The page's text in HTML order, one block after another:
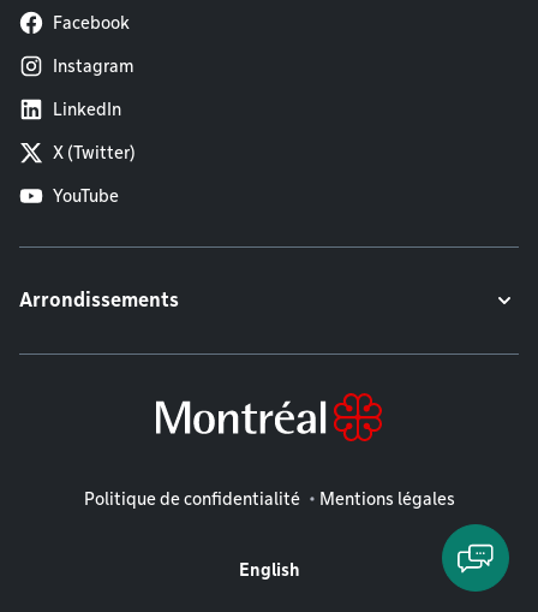
Facebook
Instagram
LinkedIn
X (Twitter)
YouTube
Arrondissements
Mentions légales
Politique de confidentialité Mentions légales
English